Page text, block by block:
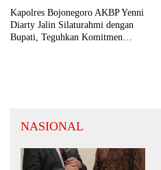
Kapolres Bojonegoro AKBP Yenni
Diarty Jalin Silaturahmi dengan
Bupati, Teguhkan Komitmen
NASIONAL